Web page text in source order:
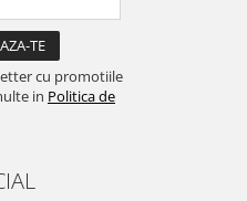
cu promotiile
in Politica de